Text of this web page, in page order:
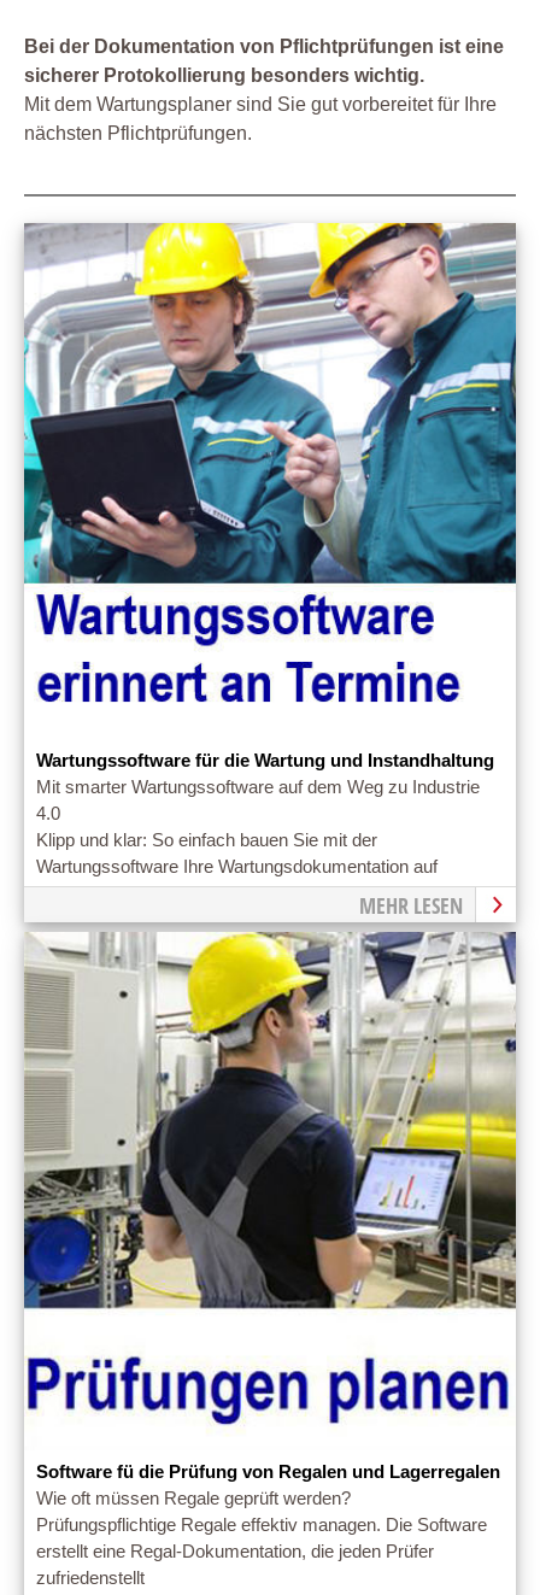
Bei der Dokumentation von Pflichtprüfungen ist eine
sicherer Protokollierung besonders wichtig.
Mit dem Wartungsplaner sind Sie gut vorbereitet für Ihre
nächsten Pflichtprüfungen.
Wartungssoftware für die Wartung und Instandhaltung
Mit smarter Wartungssoftware auf dem Weg zu Industrie
4.0
Klipp und klar: So einfach bauen Sie mit der
Wartungssoftware Ihre Wartungsdokumentation auf
MEHR LESEN
Software fü die Prüfung von Regalen und Lagerregalen
Wie oft müssen Regale geprüft werden?
Prüfungspflichtige Regale effektiv managen. Die Software
erstellt eine Regal-Dokumentation, die jeden Prüfer
zufriedenstellt